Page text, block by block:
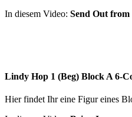
In diesem Video: Send Out from
Lindy Hop 1 (Beg) Block A 6-
Hier findet Ihr eine Figur eines